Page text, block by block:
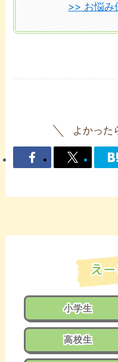
>> お悩み
よかった
小学生
高校生